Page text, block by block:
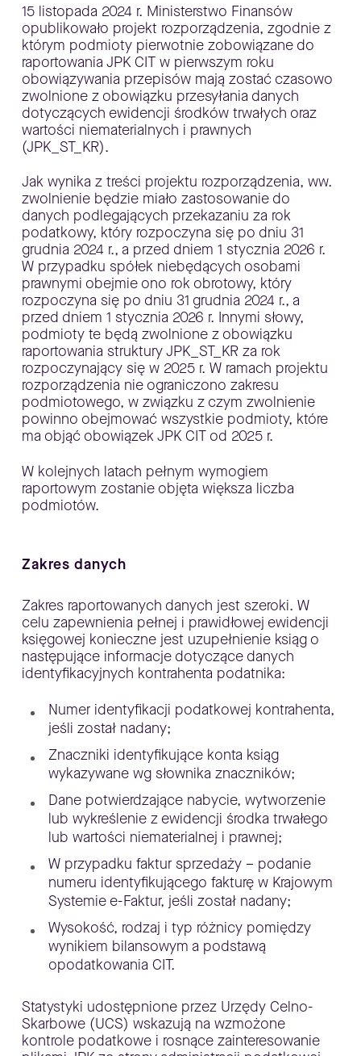
15 listopada 2024 r. Ministerstwo Finansów
opublikowało projekt rozporządzenia, zgodnie z
którym podmioty pierwotnie zobowiązane do
raportowania JPK CIT w pierwszym roku
obowiązywania przepisów mają zostać czasowo
zwolnione z obowiązku przesyłania danych
dotyczących ewidencji środków trwałych oraz
wartości niematerialnych i prawnych
(JPK_ST_KR).
Jak wynika z treści projektu rozporządzenia, ww.
zwolnienie będzie miało zastosowanie do
danych podlegających przekazaniu za rok
podatkowy, który rozpoczyna się po dniu 31
grudnia 2024 r., a przed dniem 1 stycznia 2026 r.
W przypadku spółek niebędących osobami
prawnymi obejmie ono rok obrotowy, który
rozpoczyna się po dniu 31 grudnia 2024 r., a
przed dniem 1 stycznia 2026 r. Innymi słowy,
podmioty te będą zwolnione z obowiązku
raportowania struktury JPK_ST_KR za rok
rozpoczynający się w 2025 r. W ramach projektu
rozporządzenia nie ograniczono zakresu
podmiotowego, w związku z czym zwolnienie
powinno obejmować wszystkie podmioty, które
ma objąć obowiązek JPK CIT od 2025 r.
W kolejnych latach pełnym wymogiem
raportowym zostanie objęta większa liczba
podmiotów.
Zakres danych
Zakres raportowanych danych jest szeroki. W
celu zapewnienia pełnej i prawidłowej ewidencji
księgowej konieczne jest uzupełnienie ksiąg o
następujące informacje dotyczące danych
identyfikacyjnych kontrahenta podatnika:
Numer identyfikacji podatkowej kontrahenta,
jeśli został nadany;
Znaczniki identyfikujące konta ksiąg
wykazywane wg słownika znaczników;
Dane potwierdzające nabycie, wytworzenie
lub wykreślenie z ewidencji środka trwałego
lub wartości niematerialnej i prawnej;
W przypadku faktur sprzedaży – podanie
numeru identyfikującego fakturę w Krajowym
Systemie e-Faktur, jeśli został nadany;
Wysokość, rodzaj i typ różnicy pomiędzy
wynikiem bilansowym a podstawą
opodatkowania CIT.
Statystyki udostępnione przez Urzędy Celno-
Skarbowe (UCS) wskazują na wzmożone
kontrole podatkowe i rosnące zainteresowanie